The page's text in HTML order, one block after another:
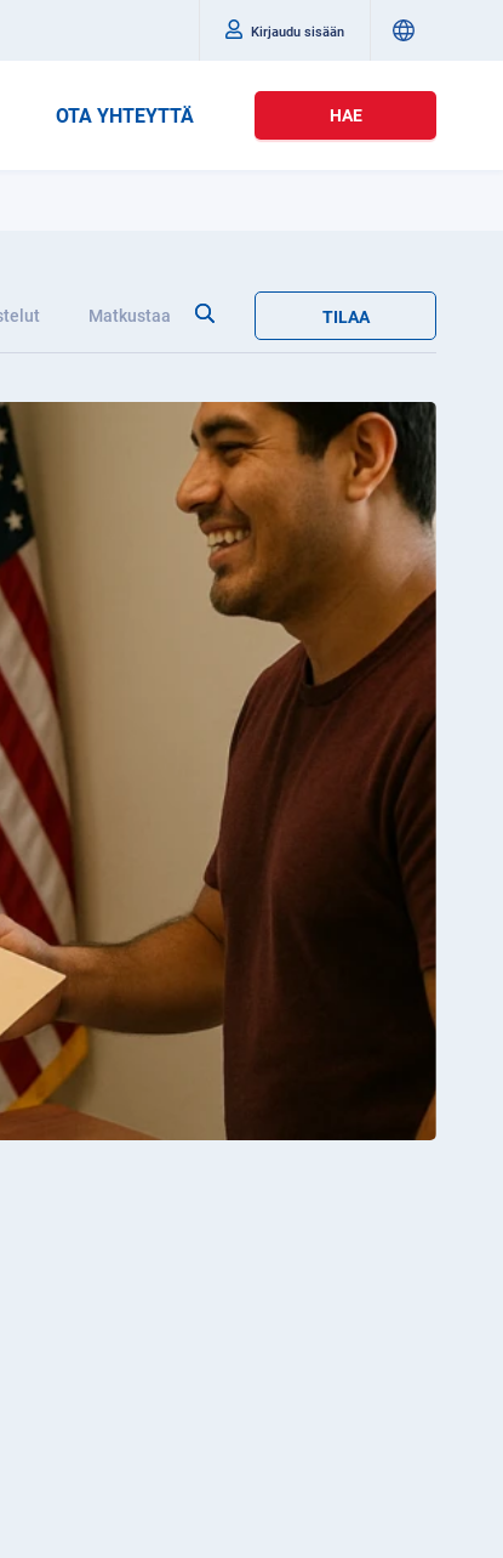
Kirjaudu sisään
OTA YHTEYTTÄ HAE
Matkustaa TILAA